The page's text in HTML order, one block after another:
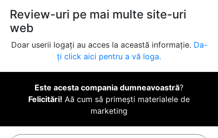
Review-uri pe mai multe site-uri
web
Doar userii logați au acces la această informație. Da-
ți click aici pentru a vă loga.
Este acesta compania dumneavoastră?
Felicitări! Aă cum să primești materialele de
marketing